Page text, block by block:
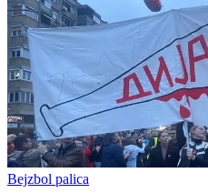
Bejzbol palica